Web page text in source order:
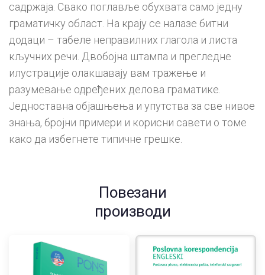
садржаја. Свако поглавље обухвата само једну
граматичку област. На крају се налазе битни
додаци – табеле неправилних глагола и листа
кључних речи. Двобојна штампа и прегледне
илустрације олакшавају вам тражење и
разумевање одређених делова граматике.
Једноставна објашњења и упутства за све нивое
знања, бројни примери и корисни савети о томе
како да избегнете типичне грешке.
Повезани
производи